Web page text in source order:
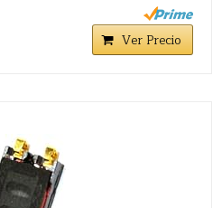
Ver Precio